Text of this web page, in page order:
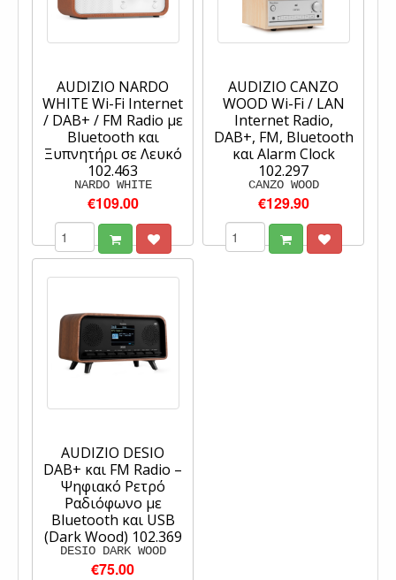
AUDIZIO NARDO
WHITE Wi-Fi Internet
/ DAB+ / FM Radio με
Bluetooth και
Ξυπνητήρι σε Λευκό
102.463
NARDO WHITE
€109.00
AUDIZIO CANZO
WOOD Wi-Fi / LAN
Internet Radio,
DAB+, FM, Bluetooth
και Alarm Clock
102.297
CANZO WOOD
€129.90
AUDIZIO DESIO
DAB+ και FM Radio –
Ψηφιακό Ρετρό
Ραδιόφωνο με
Bluetooth και USB
(Dark Wood) 102.369
DESIO DARK WOOD
€75.00